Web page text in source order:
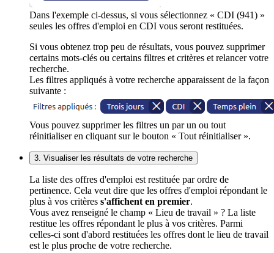
Dans l'exemple ci-dessus, si vous sélectionnez « CDI (941) »
seules les offres d'emploi en CDI vous seront restituées.
Si vous obtenez trop peu de résultats, vous pouvez supprimer
certains mots-clés ou certains filtres et critères et relancer votre
recherche.
Les filtres appliqués à votre recherche apparaissent de la façon
suivante :
Vous pouvez supprimer les filtres un par un ou tout
réinitialiser en cliquant sur le bouton « Tout réinitialiser ».
3. Visualiser les résultats de votre recherche
La liste des offres d'emploi est restituée par ordre de
pertinence. Cela veut dire que les offres d'emploi répondant le
plus à vos critères s'affichent en premier.
Vous avez renseigné le champ « Lieu de travail » ? La liste
restitue les offres répondant le plus à vos critères. Parmi
celles-ci sont d'abord restituées les offres dont le lieu de travail
est le plus proche de votre recherche.